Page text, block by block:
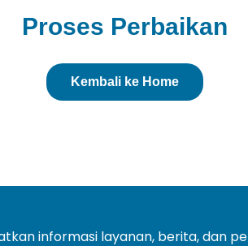
Proses Perbaikan
Kembali ke Home
informasi layanan, berita, dan